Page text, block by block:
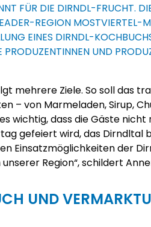
FÜR DIE DIRNDL-FRUCHT.
REGION MOSTVIERTEL-
EINES DIRNDL-
UND
mehrere Ziele. So soll das
– von Marmeladen, Sirup,
wichtig, dass die Gäste
gefeiert wird, das Dirndltal
Einsatzmöglichkeiten der
Region“, schildert
UND